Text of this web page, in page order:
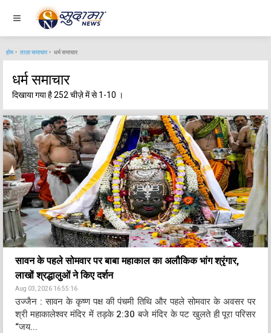
होम ताज़ा समाचार धर्म समाचार
धर्म समाचार
दिखाया गया है 252 चीज़े में से 1-10 ।
सावन के पहले सोमवार पर बाबा महाकाल का अलौकिक भांग श्रृंगार,
लाखों श्रद्धालुओं ने किए दर्शन
Aug 03, 2026 16:55:16
उज्जैन : सावन के कृष्ण पक्ष की पंचमी तिथि और पहले सोमवार के अवसर पर
श्री महाकालेश्वर मंदिर में तड़के 2:30 बजे मंदिर के पट खुलते ही पूरा परिसर
“जय...